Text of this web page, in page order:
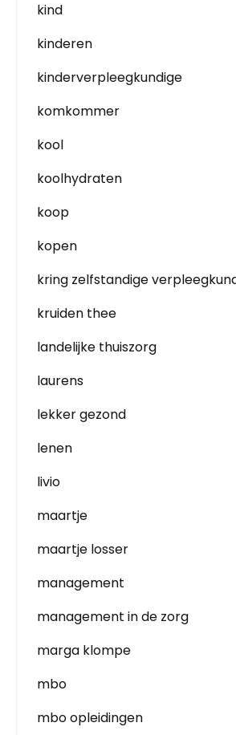
kind
kinderen
kinderverpleegkundige
komkommer
kool
koolhydraten
koop
kopen
kring zelfstandige
kruiden thee
landelijke thuiszorg
laurens
lekker gezond
lenen
livio
maartje
maartje losser
management
management in de zorg
marga klompe
mbo
mbo opleidingen